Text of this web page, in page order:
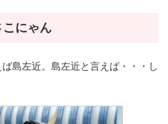
にゃん
島左近。島左近と言えば・・・し